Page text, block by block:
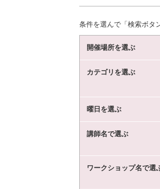
条件を選んで「検索ボタ
開催場所を選ぶ
カテゴリを選ぶ
曜日を選ぶ
講師名で選ぶ
ワークショップ名で選